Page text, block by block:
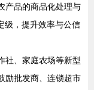
产品的商品化处理与
级，提升效率与公信
社、家庭农场等新型
励批发商、连锁超市